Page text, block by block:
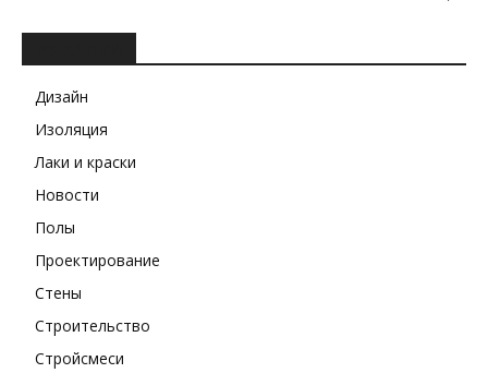
Дизайн
Изоляция
Лаки и краски
Новости
Полы
Проектирование
Стены
Строительство
Стройсмеси